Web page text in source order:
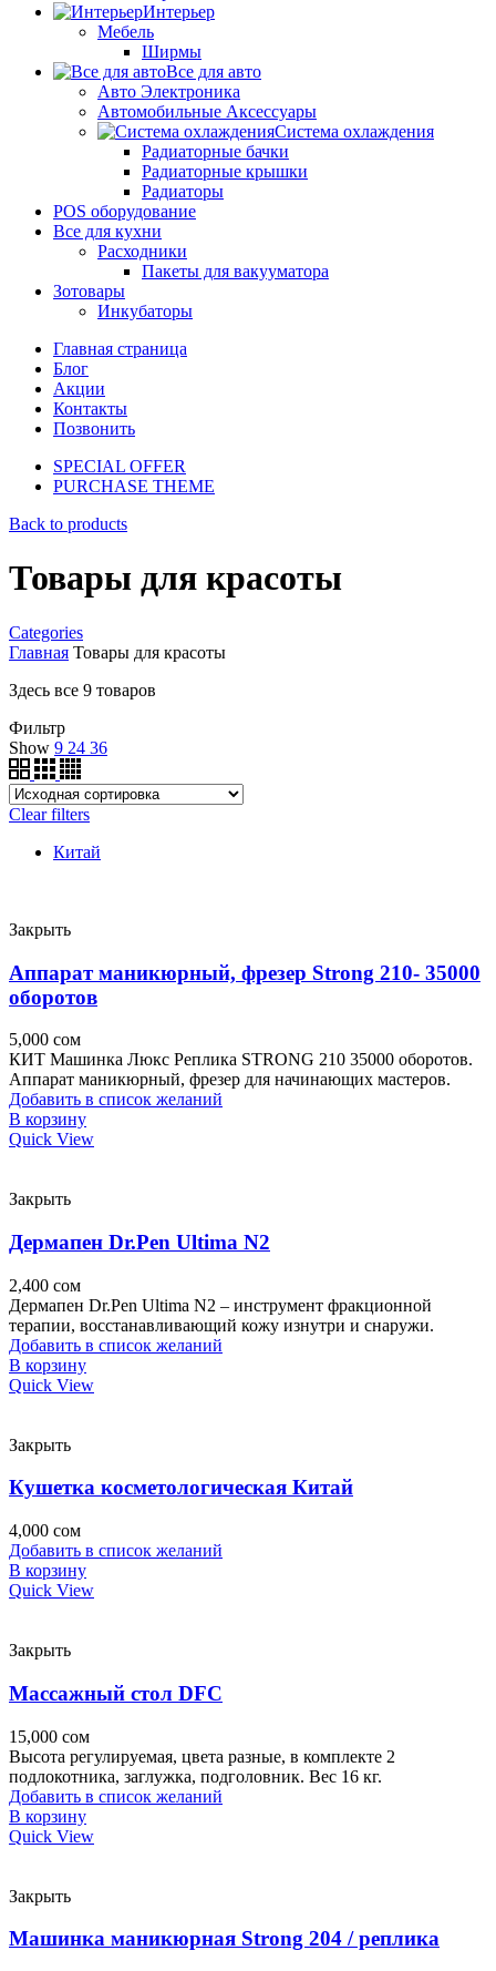
Интерьер
Мебель
Ширмы
Все для авто
Авто Электроника
Автомобильные Аксессуары
Система охлаждения
Радиаторные бачки
Радиаторные крышки
Радиаторы
POS оборудование
Все для кухни
Расходники
Пакеты для вакууматора
Зотовары
Инкубаторы
Главная страница
Блог
Акции
Контакты
Позвонить
SPECIAL OFFER
PURCHASE THEME
Back to products
Товары для красоты
Categories
Главная Товары для красоты
Здесь все 9 товаров
Фильтр
Show 9 24 36
Clear filters
Китай
Закрыть
Аппарат маникюрный, фрезер Strong 210- 35000
оборотов
5,000 сом
КИТ Машинка Люкс Реплика STRONG 210 35000 оборотов.
Аппарат маникюрный, фрезер для начинающих мастеров.
Добавить в список желаний
В корзину
Quick View
Закрыть
Дермапен Dr.Pen Ultima N2
2,400 сом
Дермапен Dr.Pen Ultima N2 – инструмент фракционной
терапии, восстанавливающий кожу изнутри и снаружи.
Добавить в список желаний
В корзину
Quick View
Закрыть
Кушетка косметологическая Китай
4,000 сом
Добавить в список желаний
В корзину
Quick View
Закрыть
Массажный стол DFC
15,000 сом
Высота регулируемая, цвета разные, в комплекте 2
подлокотника, заглужка, подголовник. Вес 16 кг.
Добавить в список желаний
В корзину
Quick View
Закрыть
Машинка маникюрная Strong 204 / реплика